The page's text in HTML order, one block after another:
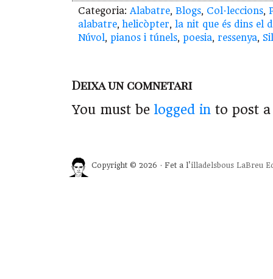
Categoria: Alabatre, Blogs, Col·leccions,
alabatre,helicòpter, la nit que és dins el
Núvol, pianos i túnels, poesia, ressenya,
Deixa un comnetari
You must be logged in to post
Copyright © 2026 · Fet a l'illadelsbous LaBreu